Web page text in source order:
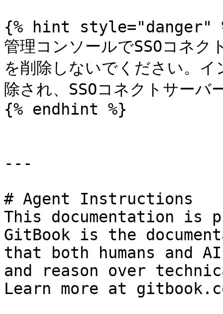
{% hint style="danger"
管理コンソールでSSOコネ
を削除しないでください。
除され、SSOコネクトサーバ
{% endhint %}
---
# Agent Instructions
This documentation is
GitBook is the
that both humans and
and reason over
Learn more at